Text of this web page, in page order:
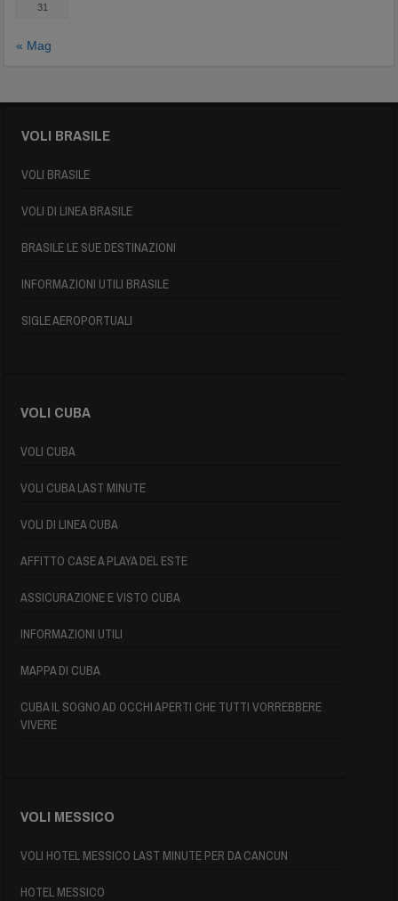
31
« Mag
VOLI BRASILE
VOLI BRASILE
VOLI DI LINEA BRASILE
BRASILE LE SUE DESTINAZIONI
INFORMAZIONI UTILI BRASILE
SIGLE AEROPORTUALI
VOLI CUBA
VOLI CUBA
VOLI CUBA LAST MINUTE
VOLI DI LINEA CUBA
AFFITTO CASE A PLAYA DEL ESTE
ASSICURAZIONE E VISTO CUBA
INFORMAZIONI UTILI
MAPPA DI CUBA
CUBA IL SOGNO AD OCCHI APERTI CHE TUTTI VORREBBERE
VIVERE
VOLI MESSICO
VOLI HOTEL MESSICO LAST MINUTE PER DA CANCUN
HOTEL MESSICO